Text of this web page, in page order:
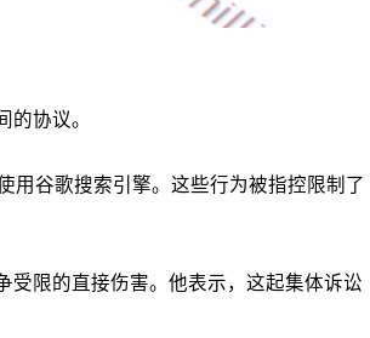
协议。
用谷歌搜索引擎。这些行为被指控限制了
受限的直接伤害。他表示，这起集体诉讼